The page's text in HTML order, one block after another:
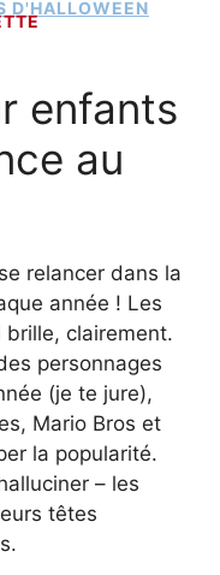
enfants
au
relancer dans la
année ! Les
brille, clairement.
personnages
(je te jure),
Mario Bros et
la popularité.
– les
têtes